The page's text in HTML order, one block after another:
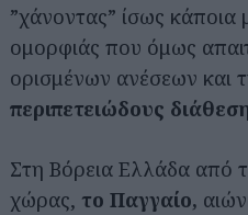
”χάνοντας” ίσως κάποια
ομορφιάς που όμως
ορισμένων ανέσεων και
περιπετειώδους
Στη Βόρεια Ελλάδα από
χώρας, το Παγγαίο,